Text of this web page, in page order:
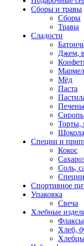
Сборы и травы
Сборы
Травы
Сладости
Джем,
Мёд
Паста
Торты,
Специи и
Кокос
Соль,
Специи
Спортивное
Упаковка
Свеча
Хлебные
Хлеб,